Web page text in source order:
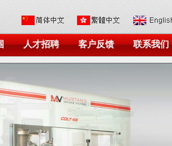
人才招聘 客户反馈 联系我们